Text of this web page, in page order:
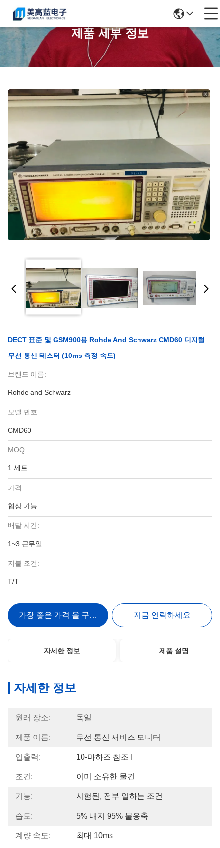
제품 세부 정보
DECT 표준 및 GSM900용 Rohde And Schwarz CMD60 디지털
무선 통신 테스터 (10ms 측정 속도)
브랜드 이름:
Rohde and Schwarz
모델 번호:
CMD60
MOQ:
1 세트
가격:
협상 가능
배달 시간:
1~3 근무일
지불 조건:
T/T
가장 좋은 가격 을 구하라 지금 연락하세요
자세한 정보 제품 설명
자세한 정보
원래 장소: 독일
제품 이름: 무선 통신 서비스 모니터
입출력: 10-마하즈 참조 I
조건: 이미 소유한 물건
기능: 시험된, 전부 일하는 조건
습도: 5% 내지 95% 불응축
계량 속도: 최대 10ms